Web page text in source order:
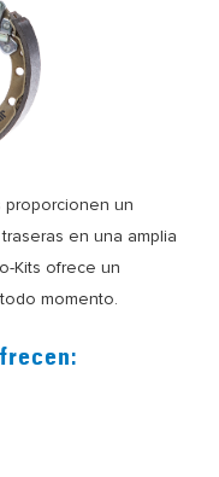
proporcionen un
en una amplia
Kits ofrece un
momento.